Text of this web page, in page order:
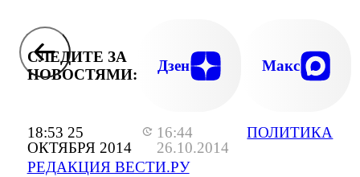
18:53 25
ОКТЯБРЯ 2014
16:44
26.10.2014
РЕДАКЦИЯ ВЕСТИ.РУ
ПОЛИТИКА
СЛЕДИТЕ ЗА
НОВОСТЯМИ:
Дзен Макс